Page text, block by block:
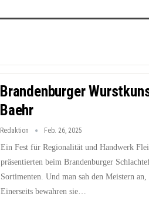
Brandenburger
Baehr
Redaktion Feb. 26, 2025
Ein Fest für Regionalität und Handwerk
präsentierten beim Brandenburger
Sortimenten. Und man sah den Meistern
Einerseits bewahren sie…